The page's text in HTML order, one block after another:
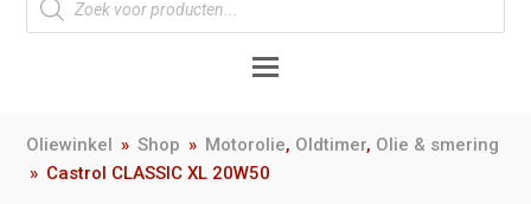
Oliewinkel » Shop » Motorolie, Oldtimer, Olie & smering
» Castrol CLASSIC XL 20W50